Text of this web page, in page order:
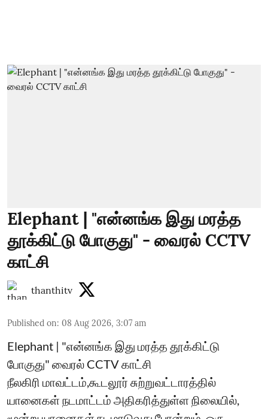
Elephant | "என்னங்க இது மரத்த
தூக்கிட்டு போகுது" - வைரல் CCTV
காட்சி
thanthitv
Published on: 08 Aug 2026, 3:07 am
Elephant | "என்னங்க இது மரத்த தூக்கிட்டு
போகுது" வைரல் CCTV காட்சி
நீலகிரி மாவட்டம்,கூடலூர் சுற்றுவட்டாரத்தில்
யானைகள் நடமாட்டம் அதிகரித்துள்ள நிலையில்,